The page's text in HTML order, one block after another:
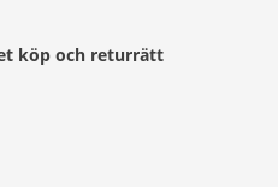
köp och returrätt